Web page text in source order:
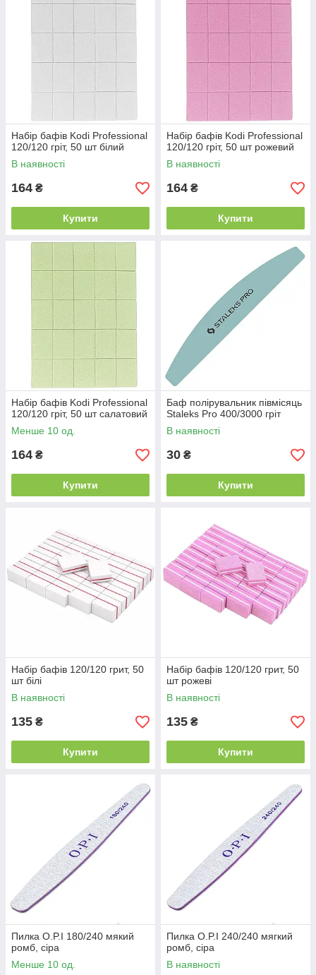
Набір бафів Kodi Professional
120/120 гріт, 50 шт білий
В наявності
164 ₴
Купити
Набір бафів Kodi Professional
120/120 гріт, 50 шт рожевий
В наявності
164 ₴
Купити
Набір бафів Kodi Professional
120/120 гріт, 50 шт салатовий
Менше 10 од.
164 ₴
Купити
Баф полірувальник півмісяць
Staleks Pro 400/3000 гріт
В наявності
30 ₴
Купити
Набір бафів 120/120 грит, 50
шт білі
В наявності
135 ₴
Купити
Набір бафів 120/120 грит, 50
шт рожеві
В наявності
135 ₴
Купити
Пилка O.P.I 180/240 мякий
ромб, сіра
Менше 10 од.
Пилка O.P.I 240/240 мягкий
ромб, сіра
В наявності